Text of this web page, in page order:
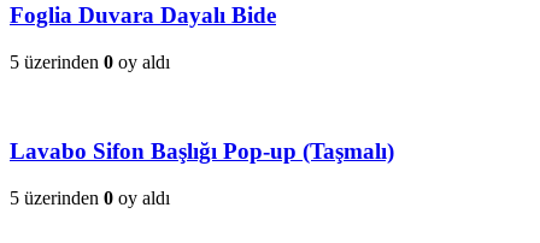
Foglia Duvara Dayalı Bide
5 üzerinden 0 oy aldı
Lavabo Sifon Başlığı Pop-up (Taşmalı)
5 üzerinden 0 oy aldı